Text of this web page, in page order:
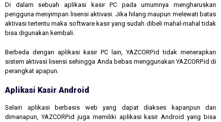
Di dalam sebuah aplikasi kasir PC pada umumnya mengharuskan
pengguna menyimpan lisensi aktivasi. Jika hilang maupun melewati batas
aktivasi tertentu maka software kasir yang sudah dibeli mahal-mahal tidak
bisa digunakan kembali.
Berbeda dengan aplikasi kasir PC lain, YAZCORP.id tidak menerapkan
sistem aktivasi lisensi sehingga Anda bebas menggunakan YAZCORP.id di
perangkat apapun.
Aplikasi Kasir Android
Selain aplikasi berbasis web yang dapat diakses kapanpun dan
dimanapun, YAZCORP.id juga memiliki aplikasi kasir Android yang bisa